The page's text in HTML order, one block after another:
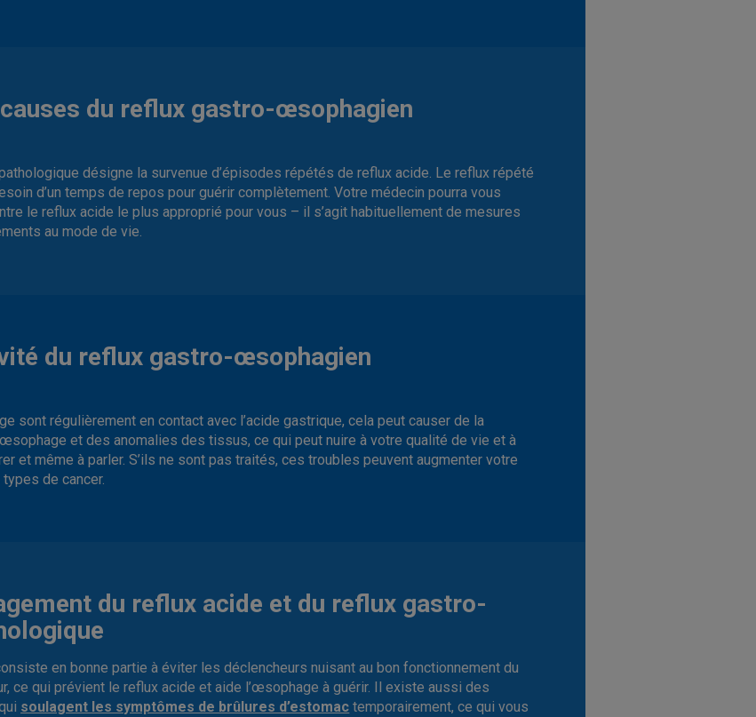
du reflux gastro-œsophagien
désigne la survenue d’épisodes répétés de reflux acide. Le reflux répété
d’un temps de repos pour guérir complètement. Votre médecin pourra vous
le reflux acide le plus approprié pour vous – il s’agit habituellement de mesures
au mode de vie.
du reflux gastro-œsophagien
sont régulièrement en contact avec l’acide gastrique, cela peut causer de la
et des anomalies des tissus, ce qui peut nuire à votre qualité de vie et à
et même à parler. S’ils ne sont pas traités, ces troubles peuvent augmenter votre
de cancer.
du reflux acide et du reflux gastro-
en bonne partie à éviter les déclencheurs nuisant au bon fonctionnement du
ce qui prévient le reflux acide et aide l’œsophage à guérir. Il existe aussi des
soulagent les symptômes de brûlures d’estomac temporairement, ce qui vous